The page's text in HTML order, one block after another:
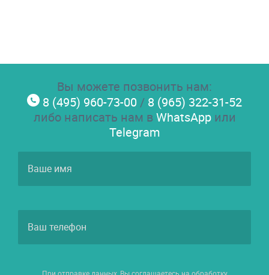
Вы можете позвонить нам:
8 (495) 960-73-00 / 8 (965) 322-31-52
либо написать нам вWhatsAppили
Telegram